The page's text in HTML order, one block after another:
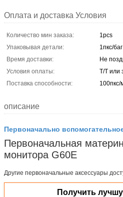
Оплата и доставка Условия
Количество мин заказа:
1pcs
Упаковывая детали:
1пкс/баг
Время доставки:
Не
Условия оплаты:
Т/Т или
Поставка способности:
100пкс/
описание
Первоначально
Первоначальная
монитора G60E
Другие первоначальные аксессуары
Получить